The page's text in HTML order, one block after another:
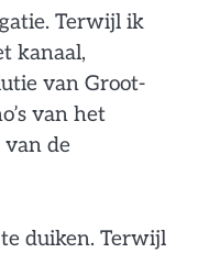
Terwijl ik
kanaal,
van Groot-
van het
de
duiken. Terwijl